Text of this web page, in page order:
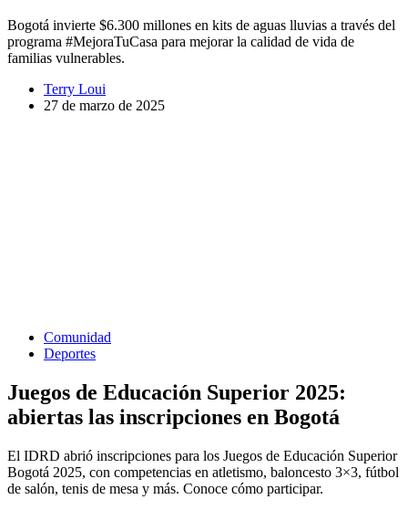
Bogotá invierte $6.300 millones en kits de aguas lluvias a través del
programa #MejoraTuCasa para mejorar la calidad de vida de
familias vulnerables.
Terry Loui
27 de marzo de 2025
Comunidad
Deportes
Juegos de Educación Superior 2025:
abiertas las inscripciones en Bogotá
El IDRD abrió inscripciones para los Juegos de Educación Superior
Bogotá 2025, con competencias en atletismo, baloncesto 3×3, fútbol
de salón, tenis de mesa y más. Conoce cómo participar.